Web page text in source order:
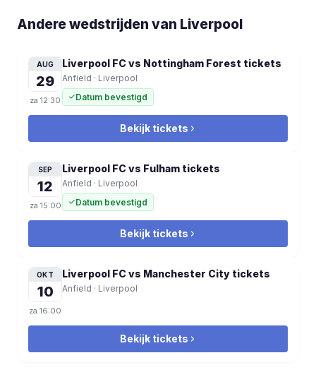
Andere wedstrijden van Liverpool
AUG
29
za 12:30
Liverpool FC vs Nottingham Forest tickets
Anfield · Liverpool
Datum bevestigd
Bekijk tickets
SEP
12
za 15:00
Liverpool FC vs Fulham tickets
Anfield · Liverpool
Datum bevestigd
Bekijk tickets
OKT
10
za 16:00
Liverpool FC vs Manchester City tickets
Anfield · Liverpool
Bekijk tickets